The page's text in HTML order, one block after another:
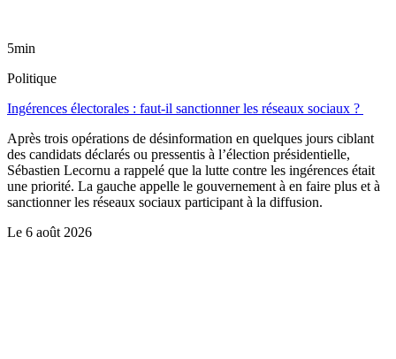
5min
Politique
Ingérences électorales : faut-il sanctionner les réseaux sociaux ?
Après trois opérations de désinformation en quelques jours ciblant
des candidats déclarés ou pressentis à l’élection présidentielle,
Sébastien Lecornu a rappelé que la lutte contre les ingérences était
une priorité. La gauche appelle le gouvernement à en faire plus et à
sanctionner les réseaux sociaux participant à la diffusion.
Le 6 août 2026